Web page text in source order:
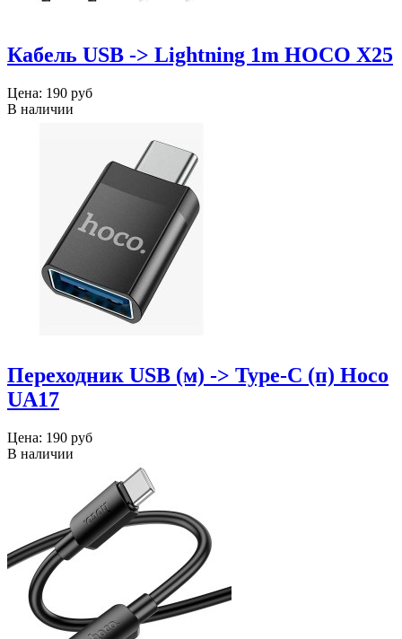
Кабель USB -> Lightning 1m HOCO X25
Цена: 190 руб
В наличии
Переходник USB (м) -> Type-C (п) Hoco
UA17
Цена: 190 руб
В наличии